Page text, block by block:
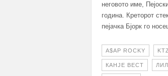
неговото име,
година. Креторот
пејачка Бјорк го
A$AP ROCKY KTZ
КАНЈЕ ВЕСТ